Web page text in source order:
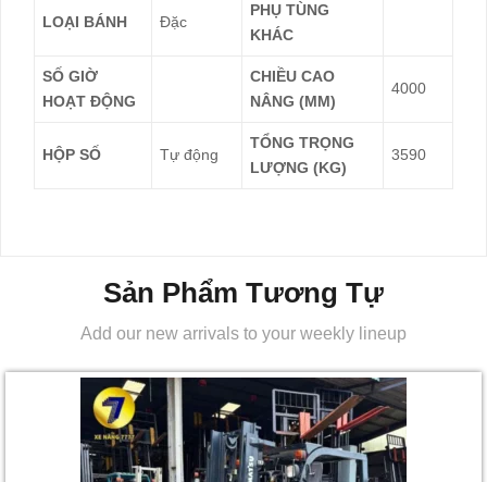
LOẠI BÁNH Đặc
PHỤ TÙNG
KHÁC
SỐ GIỜ
HOẠT ĐỘNG
CHIỀU CAO
NÂNG (MM)
4000
HỘP SỐ Tự động
TỔNG TRỌNG
LƯỢNG (KG)
3590
Sản Phẩm Tương Tự
Add our new arrivals to your weekly lineup